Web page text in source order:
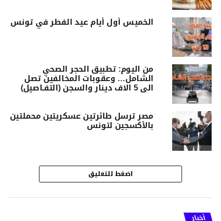
الخميس أول أيام عيد الفطر في تونس
من اليوم: تطبيق الحجر الصحي
الشامل… وعقوبات المخالفين تصل
الى 5 الاف دينار والسجن (التفـاصيل)
مصر ترسل طائرتين عسكريتين محملتين
بالأكسجين لتونس
اضغط للتعليق
أخبار